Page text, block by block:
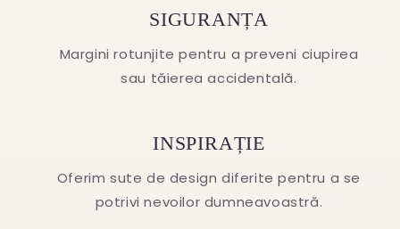
SIGURANȚA
Margini rotunjite pentru a preveni ciupirea
sau tăierea accidentală.
INSPIRAȚIE
Oferim sute de design diferite pentru a se
potrivi nevoilor dumneavoastră.